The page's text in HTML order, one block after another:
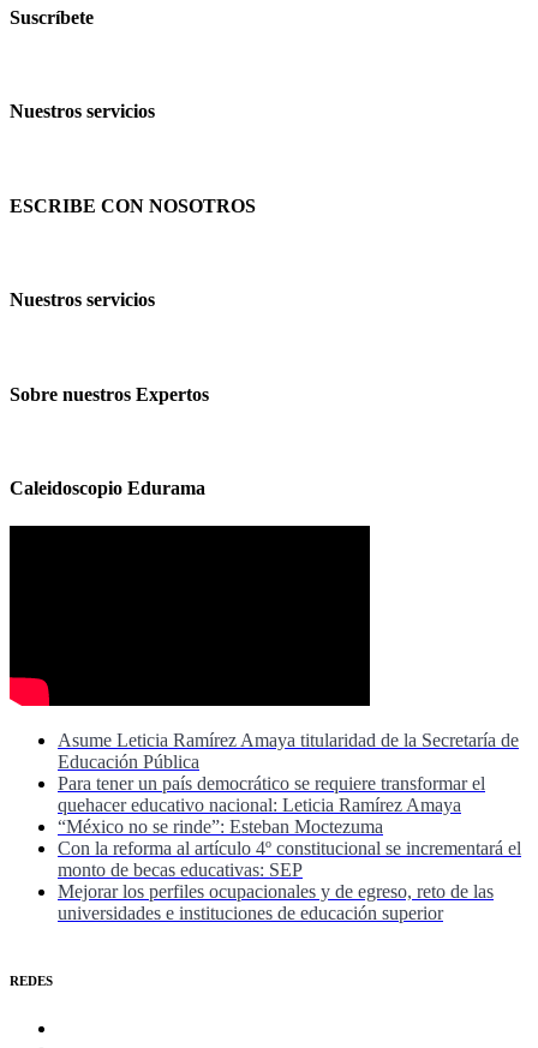
Suscríbete
Nuestros servicios
ESCRIBE CON NOSOTROS
Nuestros servicios
Sobre nuestros Expertos
Caleidoscopio Edurama
Asume Leticia Ramírez Amaya titularidad de la Secretaría de
Educación Pública
Para tener un país democrático se requiere transformar el
quehacer educativo nacional: Leticia Ramírez Amaya
“México no se rinde”: Esteban Moctezuma
Con la reforma al artículo 4º constitucional se incrementará el
monto de becas educativas: SEP
Mejorar los perfiles ocupacionales y de egreso, reto de las
universidades e instituciones de educación superior
REDES